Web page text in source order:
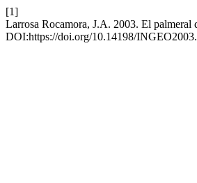
[1]
Larrosa Rocamora, J.A. 2003. El
DOI:https://doi.org/10.14198/